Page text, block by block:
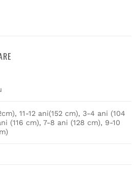
11-12 ani(152 cm), 3-4 ani (104
(116 cm), 7-8 ani (128 cm), 9-10